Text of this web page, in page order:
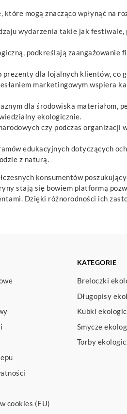
mogą znacząco wpłynąć na
wydarzenia takie jak
podkreślają
dla lojalnych klientów, co
marketingowym wspiera
dla środowiska materiałom,
ekologicznie.
czy podczas
edukacyjnych dotyczących
z naturą.
konsumentów
stają się bowiem platformą
Dzięki różnorodności ich
cookies (EU)
KATEGORIE
Breloczki
Długopisy
Kubki
Smycze
Torby